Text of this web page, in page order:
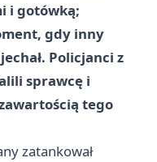
i gotówką;
gdy inny
Policjanci z
sprawcę i
tego
zatankował